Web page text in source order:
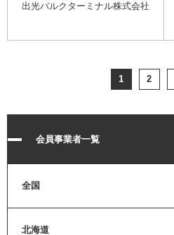
出光バルクターミナル株式会社
1 2
会員事業者一覧
全国
北海道